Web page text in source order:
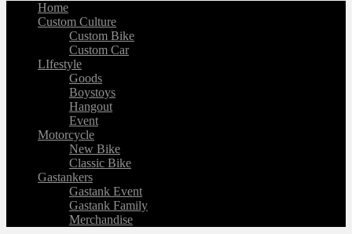
Home
Custom Culture
Custom Bike
Custom Car
LIfestyle
Goods
Boystoys
Hangout
Event
Motorcycle
New Bike
Classic Bike
Gastankers
Gastank Event
Gastank Family
Merchandise